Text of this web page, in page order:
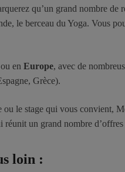
qu’un grand nombre de
le berceau du Yoga. Vous
ou en Europe, avec de
Grèce).
ou le stage qui vous convient,
réunit un grand nombre
loin :